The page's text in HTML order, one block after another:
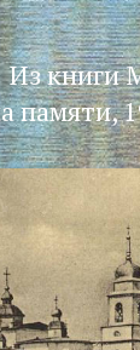
Из книги
памяти,